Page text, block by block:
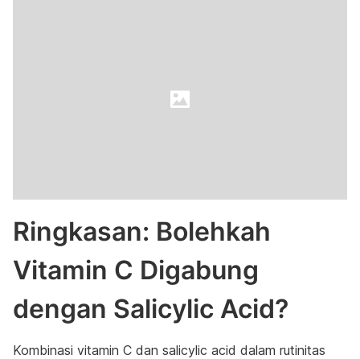
Ringkasan: Bolehkah
Vitamin C Digabung
dengan Salicylic Acid?
Kombinasi vitamin C dan salicylic acid dalam rutinitas